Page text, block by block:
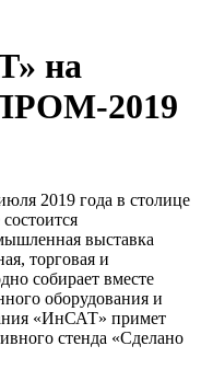
на
2019
2019 года в столице
выставка
торговая и
собирает вместе
оборудования и
«ИнСАТ» примет
стенда «Сделано